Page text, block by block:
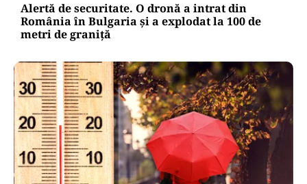
Alertă de securitate. O dronă a intrat din
România în Bulgaria şi a explodat la 100 de
metri de graniţă